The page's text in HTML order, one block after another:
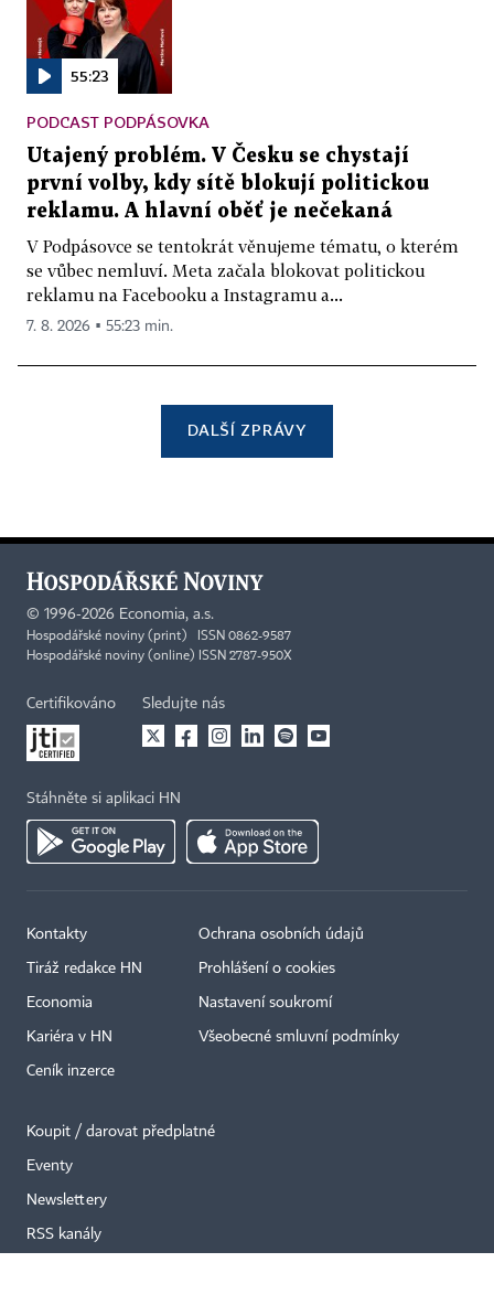
55:23
PODCAST PODPÁSOVKA
Utajený problém. V Česku se chystají
první volby, kdy sítě blokují politickou
reklamu. A hlavní oběť je nečekaná
V Podpásovce se tentokrát věnujeme tématu, o kterém
se vůbec nemluví. Meta začala blokovat politickou
reklamu na Facebooku a Instagramu a...
7. 8. 2026 ▪ 55:23 min.
DALŠÍ ZPRÁVY
© 1996-2026 Economia, a.s.
Hospodářské noviny (print) ISSN 0862-9587
Hospodářské noviny (online) ISSN 2787-950X
Certifikováno Sledujte nás
Stáhněte si aplikaci HN
Kontakty
Tiráž redakce HN
Economia
Kariéra v HN
Ceník inzerce
Ochrana osobních údajů
Prohlášení o cookies
Nastavení soukromí
Všeobecné smluvní podmínky
Koupit / darovat předplatné
Eventy
Newslettery
RSS kanály